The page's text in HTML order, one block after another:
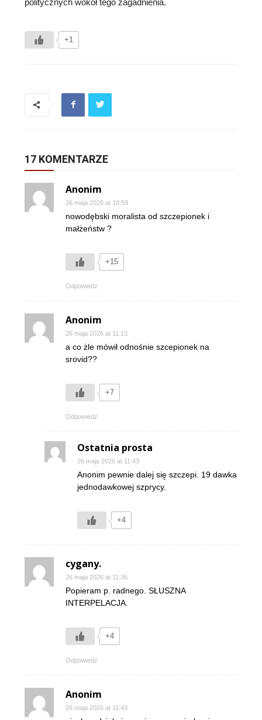
+1
17 KOMENTARZE
Anonim
26 maja 2026 at 10:59
nowodębski moralista od szczepionek i
małżeństw ?
+15
Odpowiedz
Anonim
26 maja 2026 at 11:13
a co żle mówił odnośnie szcepionek na
srovid??
+7
Odpowiedz
Ostatnia prosta
26 maja 2026 at 11:43
Anonim pewnie dalej się szczepi. 19 dawka
jednodawkowej szprycy.
+4
cygany.
26 maja 2026 at 11:35
Popieram p. radnego. SŁUSZNA
INTERPELACJA.
+4
Odpowiedz
Anonim
26 maja 2026 at 11:43